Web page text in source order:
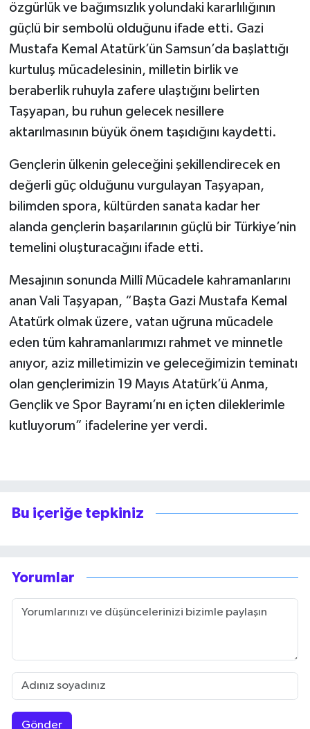
özgürlük ve bağımsızlık yolundaki kararlılığının
güçlü bir sembolü olduğunu ifade etti. Gazi
Mustafa Kemal Atatürk’ün Samsun’da başlattığı
kurtuluş mücadelesinin, milletin birlik ve
beraberlik ruhuyla zafere ulaştığını belirten
Taşyapan, bu ruhun gelecek nesillere
aktarılmasının büyük önem taşıdığını kaydetti.
Gençlerin ülkenin geleceğini şekillendirecek en
değerli güç olduğunu vurgulayan Taşyapan,
bilimden spora, kültürden sanata kadar her
alanda gençlerin başarılarının güçlü bir Türkiye’nin
temelini oluşturacağını ifade etti.
Mesajının sonunda Millî Mücadele kahramanlarını
anan Vali Taşyapan, “Başta Gazi Mustafa Kemal
Atatürk olmak üzere, vatan uğruna mücadele
eden tüm kahramanlarımızı rahmet ve minnetle
anıyor, aziz milletimizin ve geleceğimizin teminatı
olan gençlerimizin 19 Mayıs Atatürk’ü Anma,
Gençlik ve Spor Bayramı’nı en içten dileklerimle
kutluyorum” ifadelerine yer verdi.
Bu içeriğe tepkiniz
Yorumlar
Gönder